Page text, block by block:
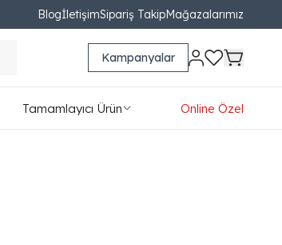
BlogİletişimSipariş TakipMağazalarımız
Kampanyalar
Tamamlayıcı Ürün Online Özel